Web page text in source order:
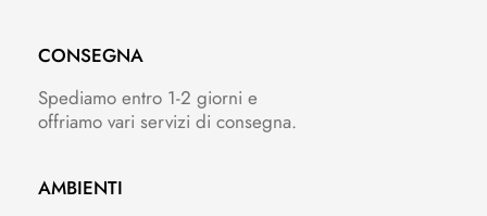
CONSEGNA
Spediamo entro 1-2 giorni e
offriamo vari servizi di consegna.
AMBIENTI